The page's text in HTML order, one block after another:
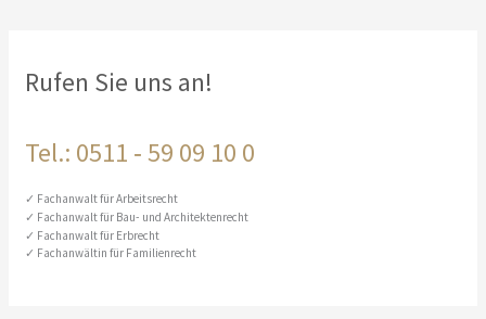
Rufen Sie uns an!
Tel.: 0511 ‑ 59 09 10 0
Fachanwalt für Arbeitsrecht
Fachanwalt für Bau- und Architektenrecht
Fachanwalt für Erbrecht
Fachanwältin für Familienrecht